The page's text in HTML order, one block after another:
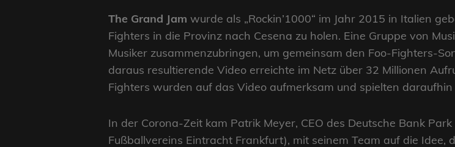
The Grand Jam wurde als „Rockin’1000“ im Jahr 2015 in Italien
Fighters in die Provinz nach Cesena zu holen. Eine Gruppe von
Musiker zusammenzubringen, um gemeinsam den Foo-Fighters-
daraus resultierende Video erreichte im Netz über 32 Millionen
Fighters wurden auf das Video aufmerksam und spielten daraufhin
In der Corona-Zeit kam Patrik Meyer, CEO des Deutsche Bank
Fußballvereins Eintracht Frankfurt), mit seinem Team auf die Idee,